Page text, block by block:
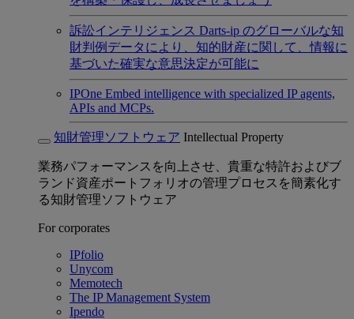
訴訟インテリジェンス Darts-ip のグローバルな知
財判例データにより、知的財産に関して、情報に
基づいた確実な意思決定が可能に
IPOne Embed intelligence with specialized IP agents,
APIs and MCPs.
知財管理ソフトウェア Intellectual Property
業務パフォーマンスを向上させ、貴重な特許およびブ
ランド資産ポートフォリオの管理プロセスを簡素化す
る知財管理ソフトウェア
For corporates
IPfolio
Unycom
Memotech
The IP Management System
Ipendo